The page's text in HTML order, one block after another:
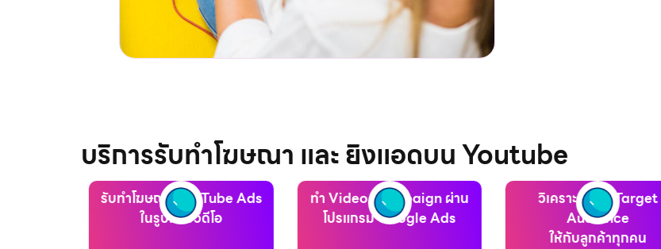
บริการรับทำโฆษณา และ ยิงแอดบน Youtube
ทำ Video Campaign ผ่าน
โปรแกรม Google Ads
วิเคราะห์กลุ่ม Target
Audience
ทำลิ้งก์ Call-To-Action
เพื่อให้ลิ้งก์ไปที่เว็บไซต์หรือ
Facebook